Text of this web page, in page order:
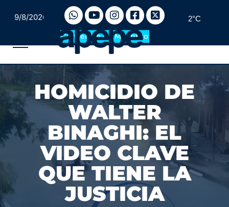
9/8/2026 2°C
Convertite en Miembro
HOMICIDIO DE
WALTER
BINAGHI: EL
VIDEO CLAVE
QUE TIENE LA
JUSTICIA